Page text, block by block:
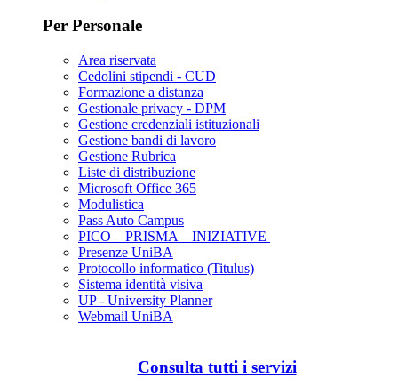
Per Personale
Area riservata
Cedolini stipendi - CUD
Formazione a distanza
Gestionale privacy - DPM
Gestione credenziali istituzionali
Gestione bandi di lavoro
Gestione Rubrica
Liste di distribuzione
Microsoft Office 365
Modulistica
Pass Auto Campus
PICO – PRISMA – INIZIATIVE
Presenze UniBA
Protocollo informatico (Titulus)
Sistema identità visiva
UP - University Planner
Webmail UniBA
Consulta tutti i servizi